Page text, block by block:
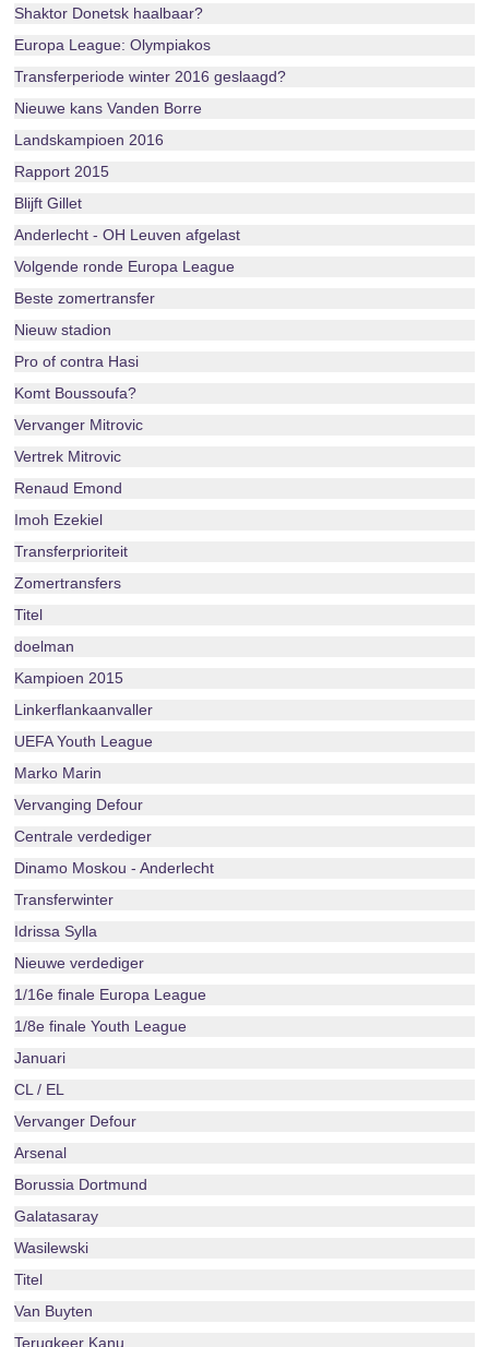
Shaktor Donetsk haalbaar?
Europa League: Olympiakos
Transferperiode winter 2016 geslaagd?
Nieuwe kans Vanden Borre
Landskampioen 2016
Rapport 2015
Blijft Gillet
Anderlecht - OH Leuven afgelast
Volgende ronde Europa League
Beste zomertransfer
Nieuw stadion
Pro of contra Hasi
Komt Boussoufa?
Vervanger Mitrovic
Vertrek Mitrovic
Renaud Emond
Imoh Ezekiel
Transferprioriteit
Zomertransfers
Titel
doelman
Kampioen 2015
Linkerflankaanvaller
UEFA Youth League
Marko Marin
Vervanging Defour
Centrale verdediger
Dinamo Moskou - Anderlecht
Transferwinter
Idrissa Sylla
Nieuwe verdediger
1/16e finale Europa League
1/8e finale Youth League
Januari
CL / EL
Vervanger Defour
Arsenal
Borussia Dortmund
Galatasaray
Wasilewski
Titel
Van Buyten
Terugkeer Kanu